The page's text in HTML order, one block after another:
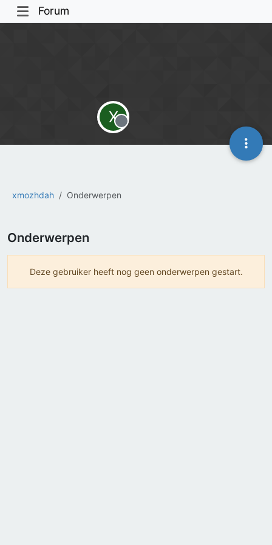
Forum
xmozhdah Onderwerpen
X
Offline
Onderwerpen
Deze gebruiker heeft nog geen onderwerpen gestart.